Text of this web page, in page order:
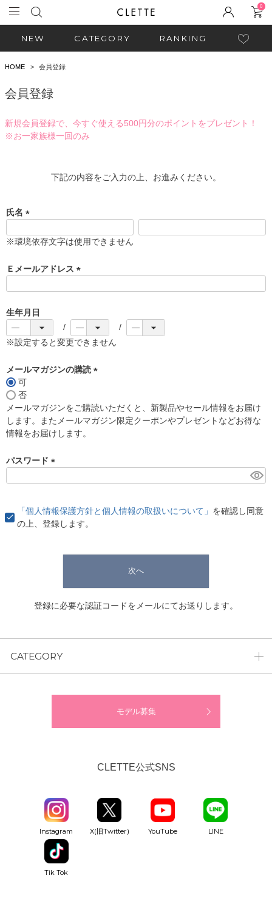
0
NEW CATEGORY RANKING
HOME 会員登録
会員登録
新規会員登録で、今すぐ使える500円分のポイントをプレゼント！
※お一家族様一回のみ
下記の内容をご入力の上、お進みください。
氏名
必
)
※環境依存文字は使用できません
Ｅメールアドレス
)
生年月日
※設定すると変更できません
メールマガジンの購読
須
)
可
否
メールマガジンをご購読いただくと、新製品やセール情報をお届け
します。またメールマガジン限定クーポンやプレゼントなどお得な
情報をお届けします。
パスワード
)
「個人情報保護方針と個人情報の取扱いについて」 を確認し同意
の上、登録します。
次へ
登録に必要な認証コードをメールにてお送りします。
CATEGORY
モデル募集
CLETTE公式SNS
Instagram X(旧Twitter) YouTube LINE
Tik Tok